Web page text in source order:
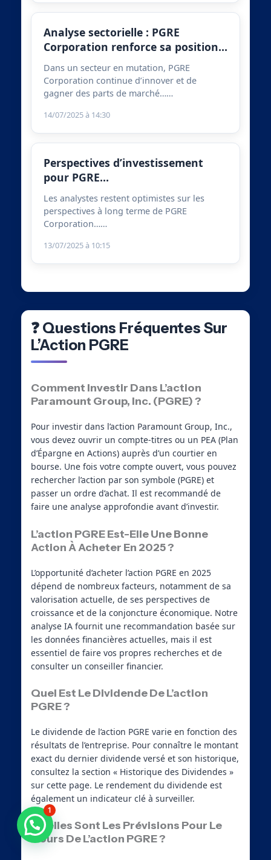
Analyse sectorielle : PGRE
Corporation renforce sa position…
Dans un secteur en mutation, PGRE
Corporation continue d’innover et de
gagner des parts de marché……
14/07/2025 à 14:30
Perspectives d’investissement
pour PGRE…
Les analystes restent optimistes sur les
perspectives à long terme de PGRE
Corporation……
13/07/2025 à 10:15
❓ Questions Fréquentes Sur
L’Action PGRE
Comment Investir Dans L’action
Paramount Group, Inc. (PGRE) ?
Pour investir dans l’action Paramount Group, Inc.,
vous devez ouvrir un compte-titres ou un PEA (Plan
d’Épargne en Actions) auprès d’un courtier en
bourse. Une fois votre compte ouvert, vous pouvez
rechercher l’action par son symbole (PGRE) et
passer un ordre d’achat. Il est recommandé de
faire une analyse approfondie avant d’investir.
L’action PGRE Est-Elle Une Bonne
Action À Acheter En 2025 ?
L’opportunité d’acheter l’action PGRE en 2025
dépend de nombreux facteurs, notamment de sa
valorisation actuelle, de ses perspectives de
croissance et de la conjoncture économique. Notre
analyse IA fournit une recommandation basée sur
les données financières actuelles, mais il est
essentiel de faire vos propres recherches et de
consulter un conseiller financier.
Quel Est Le Dividende De L’action
PGRE ?
Le dividende de l’action PGRE varie en fonction des
résultats de l’entreprise. Pour connaître le montant
exact du dernier dividende versé et son historique,
consultez la section « Historique des Dividendes »
sur cette page. Le rendement du dividende est
également un indicateur clé à surveiller.
Quelles Sont Les Prévisions Pour Le
Cours De L’action PGRE ?
Besoin d'aide ?
1